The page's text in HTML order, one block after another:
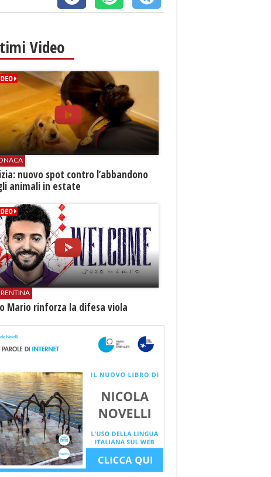
Video
nuovo spot contro l’abbandono
animali in estate
Mario rinforza la difesa viola